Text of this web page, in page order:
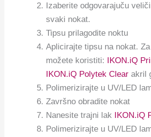
Izaberite odgovarajuču
svaki nokat.
Tipsu prilagodite noktu
Aplicirajte tipsu na nokat.
možete koristiti: IKON.iQ
IKON.iQ Polytek Clear akril
Polimerizirajte u UV/LED
Završno obradite nokat
Nanesite trajni lak IKON.iQ
Polimerizirajte u UV/LED